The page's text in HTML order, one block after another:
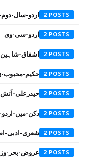
اردو-سال- 2
اردو-سی-وی 2
اشفاق-شاہین 2
حکیم-محبوب- 2
حیدرعلی- 2
دکن-میں-اردو- 2
شعری-ادبی- 2
عروض-بحر- 2